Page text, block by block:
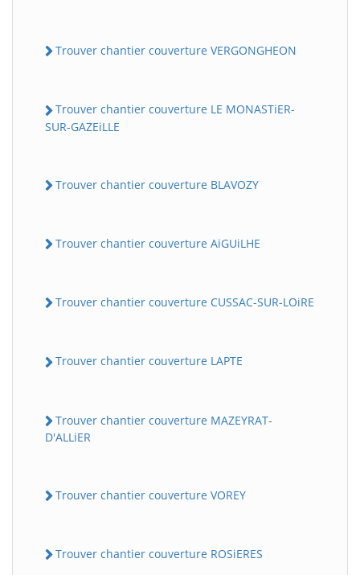
Trouver chantier couverture VERGONGHEON
Trouver chantier couverture LE MONASTiER-
SUR-GAZEiLLE
Trouver chantier couverture BLAVOZY
Trouver chantier couverture AiGUiLHE
Trouver chantier couverture CUSSAC-SUR-LOiRE
Trouver chantier couverture LAPTE
Trouver chantier couverture MAZEYRAT-
D'ALLiER
Trouver chantier couverture VOREY
Trouver chantier couverture ROSiERES